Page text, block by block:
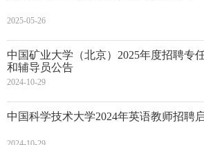
2025-05-26
中国矿业大学（北京）2025年度招聘专
和辅导员公告
2024-10-29
中国科学技术大学2024年英语教师招聘